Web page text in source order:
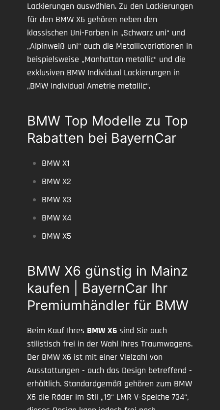
Lackierungen auswählen. Zu den Lackierungen
für den BMW X6 gehören neben den
klassischen Uni-Farben in „Schwarz uni“ und
„Alpinweiß uni“ auch die Metallicvariationen in
beispielsweise „Manhattan metallic“ und die
exklusiven BMW Individual Lackierungen in
„BMW Individual Ametrie metallic“.
BMW Top Modelle zu Top
Rabatten bei BayernCar
BMW X1
BMW X2
BMW X3
BMW X4
BMW X5
BMW X6 günstig in Mainz
kaufen | BayernCar Ihr
Premiumhändler für BMW
Beim Kauf Ihres BMW X6 sind Sie auch
stilistisch frei in der Wahl Ihres Traumwagens.
Der BMW X6 ist mit einer Vielzahl von
Ausstattungen - auch das Design betreffend -
erhältlich. Standardgemäß gehören zum BMW
X6 die Räder im Stil „19“ LMR V-Speiche 734“,